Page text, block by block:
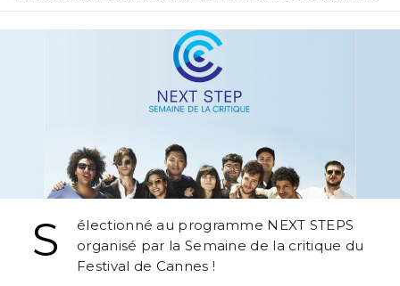
S
électionné au programme NEXT STEPS
organisé par la Semaine de la critique du
Festival de Cannes !